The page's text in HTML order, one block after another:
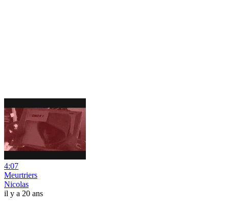
4:07
Meurtriers
Nicolas
il y a 20 ans